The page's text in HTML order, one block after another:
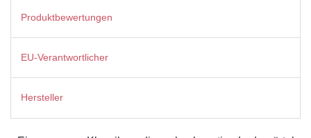
Produktbewertungen
EU-Verantwortlicher
Hersteller